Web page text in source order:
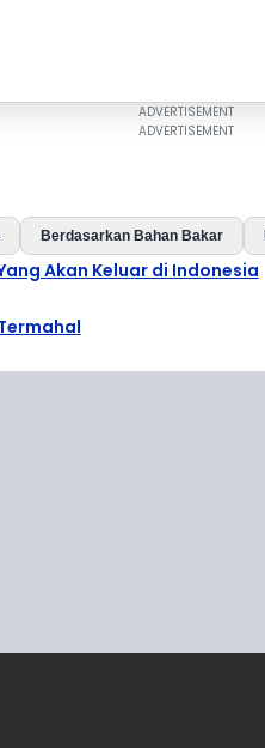
Berdasarkan Bahan Bakar
Akan Keluar di Indonesia